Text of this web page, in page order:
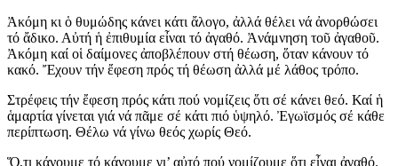
Ἀκόμη κι ὁ θυμώδης κάνει κάτι ἄλογο, ἀλλά θέλει νά ἀνορθώσει
τό ἄδικο. Αὐτή ἡ ἐπιθυμία εἶναι τό ἀγαθό. Ἀνάμνηση τοῦ ἀγαθοῦ.
Ἀκόμη καί οἱ δαίμονες ἀποβλέπουν στή θέωση, ὅταν κάνουν τό
κακό. Ἔχουν τήν ἔφεση πρός τή θέωση ἀλλά μέ λάθος τρόπο.
Στρέφεις τήν ἔφεση πρός κάτι πού νομίζεις ὅτι σέ κάνει θεό. Καί ἡ
ἁμαρτία γίνεται γιά νά πᾶμε σέ κάτι πιό ὑψηλό. Ἐγωϊσμός σέ κάθε
περίπτωση. Θέλω νά γίνω θεός χωρίς Θεό.
Ὅ,τι κάνουμε τό κάνουμε γι’ αὐτό πού νομίζουμε ὅτι εἶναι ἀγαθό.